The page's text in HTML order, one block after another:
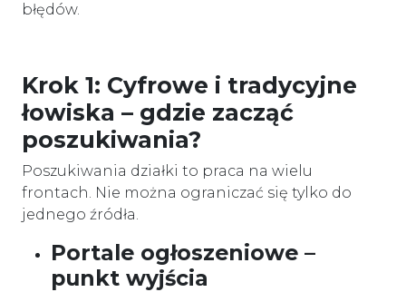
błędów.
Krok 1: Cyfrowe i tradycyjne
łowiska – gdzie zacząć
poszukiwania?
Poszukiwania działki to praca na wielu
frontach. Nie można ograniczać się tylko do
jednego źródła.
Portale ogłoszeniowe –
punkt wyjścia